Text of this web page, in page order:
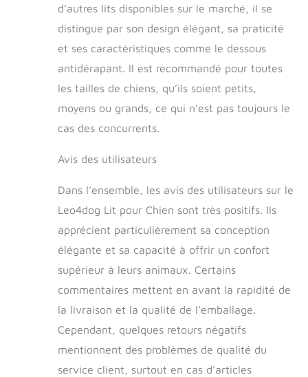
esthétique. Fabriqué
dans l'Union
européenne
d’autres lits disponibles sur le marché, il se
distingue par son design élégant, sa praticité
et ses caractéristiques comme le dessous
antidérapant. Il est recommandé pour toutes
les tailles de chiens, qu’ils soient petits,
moyens ou grands, ce qui n’est pas toujours le
cas des concurrents.
Avis des utilisateurs
Dans l’ensemble, les avis des utilisateurs sur le
Leo4dog Lit pour Chien sont très positifs. Ils
apprécient particulièrement sa conception
élégante et sa capacité à offrir un confort
supérieur à leurs animaux. Certains
commentaires mettent en avant la rapidité de
la livraison et la qualité de l’emballage.
Cependant, quelques retours négatifs
mentionnent des problèmes de qualité du
service client, surtout en cas d’articles